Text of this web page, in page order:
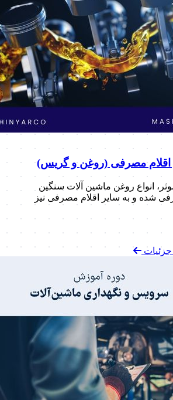
و اقلام مصرفی (روغن و گریس)
انواع روغن ماشین آلات سنگین
شده و به سایر اقلام مصرفی نیز